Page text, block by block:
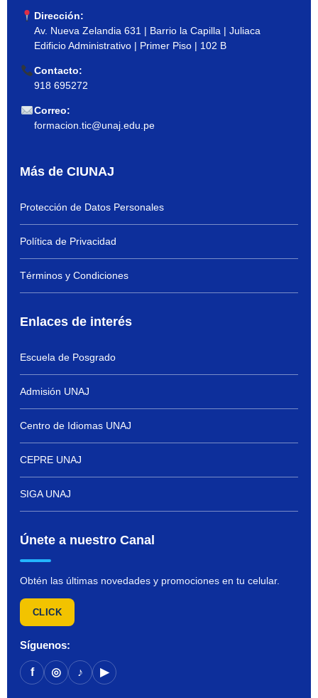
Dirección:
Av. Nueva Zelandia 631 | Barrio la Capilla | Juliaca
Edificio Administrativo | Primer Piso | 102 B
Contacto:
918 695272
Correo:
formacion.tic@unaj.edu.pe
Más de CIUNAJ
Protección de Datos Personales
Política de Privacidad
Términos y Condiciones
Enlaces de interés
Escuela de Posgrado
Admisión UNAJ
Centro de Idiomas UNAJ
CEPRE UNAJ
SIGA UNAJ
Únete a nuestro Canal
Obtén las últimas novedades y promociones en tu celular.
CLICK
Síguenos:
f ◎ ♪ ▶